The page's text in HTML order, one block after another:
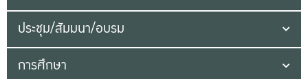
ประชุม/สัมมนา/อบรม
การศึกษา